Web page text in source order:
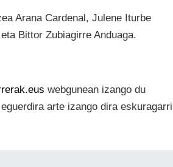
Arana Cardenal, Julene Iturbe
Bittor Zubiagirre Anduaga.
webgunean izango du
arte izango dira